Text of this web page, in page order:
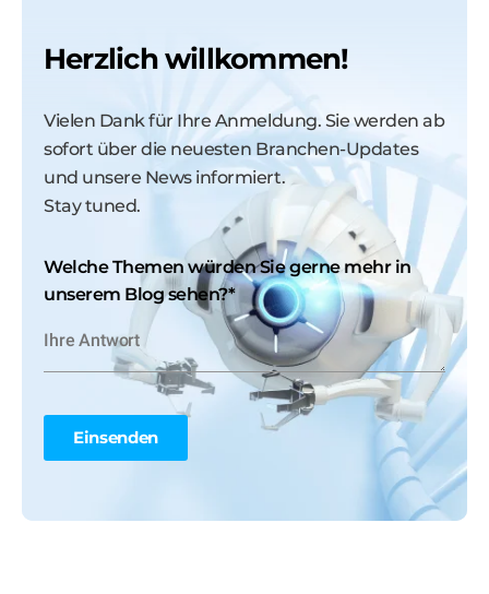
Herzlich willkommen!
Vielen Dank für Ihre Anmeldung. Sie werden ab
sofort über die neuesten Branchen-Updates
und unsere News informiert.
Stay tuned.
Welche Themen würden Sie gerne mehr in
unserem Blog sehen?*